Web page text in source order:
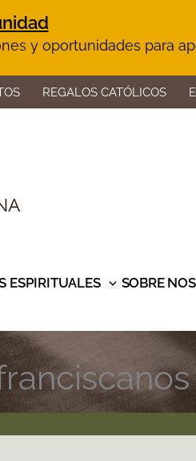
y oportunidades para
REGALOS CATÓLICOS
ESPIRITUALES SOBRE